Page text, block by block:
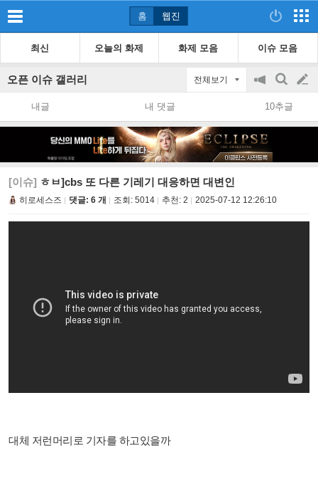
홈 웹진
최신 오늘의 화제 화제 모음 이슈 모음
오픈 이슈 갤러리 전체보기
공
지
on/off
검
색
글
쓰
내글 내 댓글 10추글
[이슈] ㅎㅂ]cbs 또 다른 기레기 대응하면 대변인
히로세스즈 댓글: 6 개 조회: 5014 추천: 2 2025-07-12 12:26:10
대체 저런머리로 기자를 하고있을까